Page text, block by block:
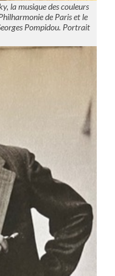
la musique des couleurs
de Paris et le
Pompidou. Portrait